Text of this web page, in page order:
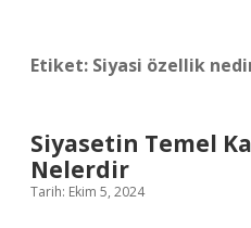
Etiket: Siyasi özellik
Siyasetin Temel
Nelerdir
Tarih: Ekim 5, 2024